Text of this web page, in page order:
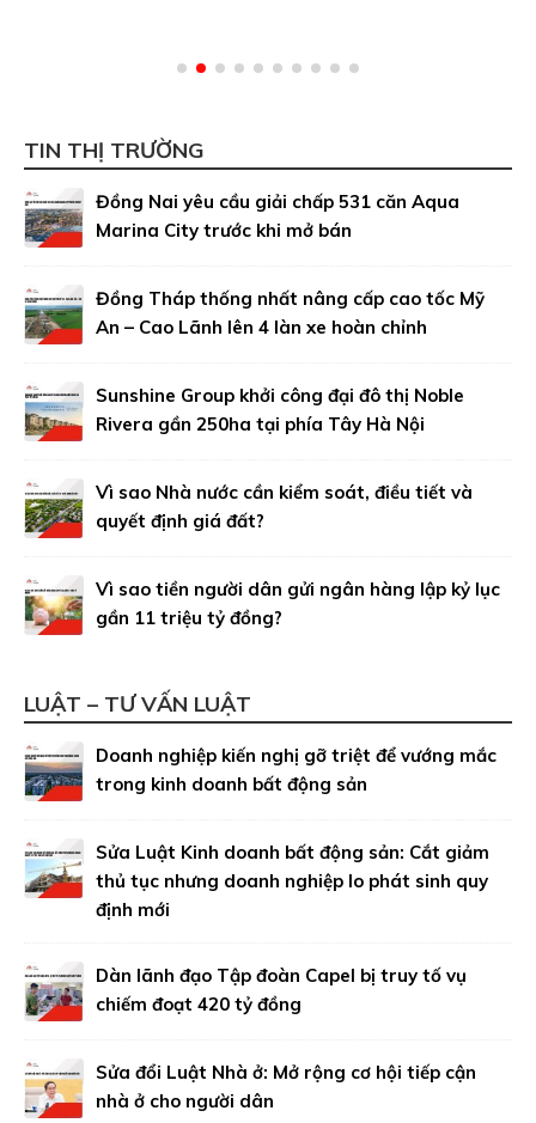
TIN THỊ TRƯỜNG
Đồng Nai yêu cầu giải chấp 531 căn Aqua
Marina City trước khi mở bán
Đồng Tháp thống nhất nâng cấp cao tốc Mỹ
An – Cao Lãnh lên 4 làn xe hoàn chỉnh
Sunshine Group khởi công đại đô thị Noble
Rivera gần 250ha tại phía Tây Hà Nội
Vì sao Nhà nước cần kiểm soát, điều tiết và
quyết định giá đất?
Vì sao tiền người dân gửi ngân hàng lập kỷ lục
gần 11 triệu tỷ đồng?
LUẬT – TƯ VẤN LUẬT
Doanh nghiệp kiến nghị gỡ triệt để vướng mắc
trong kinh doanh bất động sản
Sửa Luật Kinh doanh bất động sản: Cắt giảm
thủ tục nhưng doanh nghiệp lo phát sinh quy
định mới
Dàn lãnh đạo Tập đoàn Capel bị truy tố vụ
chiếm đoạt 420 tỷ đồng
Sửa đổi Luật Nhà ở: Mở rộng cơ hội tiếp cận
nhà ở cho người dân